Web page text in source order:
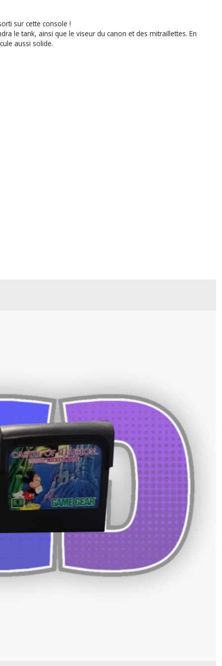
sur cette console !
le tank, ainsi que le viseur du canon et des mitraillettes. En
aussi solide.